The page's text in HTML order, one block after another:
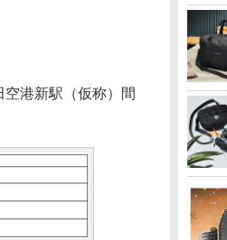
港新駅（仮称）間